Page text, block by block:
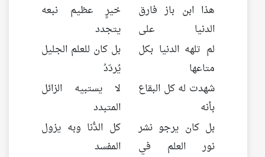
هذا ابن باز فارق
الدنيا على
خيرٍ عظيم نبعه
يتجدد
لم تلهه الدنيا بكل
متاعها
بل كان للعلم الجليل
يُردّدُ
شهدت له كل البقاع
بأنه
لا يستبيه الزائل
المتبدد
بل كان يرجو نشر
نور العلم في
كل الدُّنا وبه يزول
المفسد